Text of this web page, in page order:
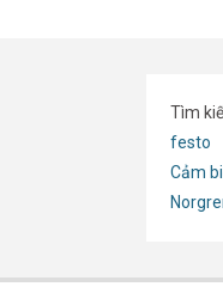
Tìm
festo
Cảm